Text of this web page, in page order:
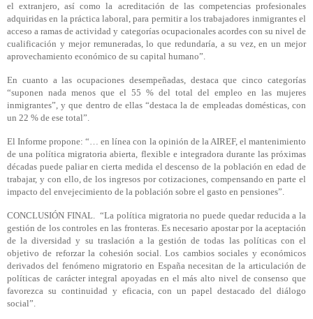
el extranjero, así como la acreditación de las competencias profesionales
adquiridas en la práctica laboral, para permitir a los trabajadores inmigrantes el
acceso a ramas de actividad y categorías ocupacionales acordes con su nivel de
cualificación y mejor remuneradas, lo que redundaría, a su vez, en un mejor
aprovechamiento económico de su capital humano”.
En cuanto a las ocupaciones desempeñadas, destaca que cinco categorías
“suponen nada menos que el 55 % del total del empleo en las mujeres
inmigrantes”, y que dentro de ellas “destaca la de empleadas domésticas, con
un 22 % de ese total”.
El Informe propone: “… en línea con la opinión de la AIREF, el mantenimiento
de una política migratoria abierta, flexible e integradora durante las próximas
décadas puede paliar en cierta medida el descenso de la población en edad de
trabajar, y con ello, de los ingresos por cotizaciones, compensando en parte el
impacto del envejecimiento de la población sobre el gasto en pensiones”.
CONCLUSIÓN FINAL.
“La política migratoria no puede quedar reducida a la
gestión de los controles en las fronteras. Es necesario apostar por la aceptación
de la diversidad y su traslación a la gestión de todas las políticas con el
objetivo de reforzar la cohesión social. Los cambios sociales y económicos
derivados del fenómeno migratorio en España necesitan de la articulación de
políticas de carácter integral apoyadas en el más alto nivel de consenso que
favorezca su continuidad y eficacia, con un papel destacado del diálogo
social”.